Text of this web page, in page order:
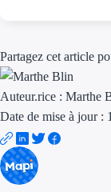
Partagez cet article
Auteur.rice : Marthe
Date de mise à jour :